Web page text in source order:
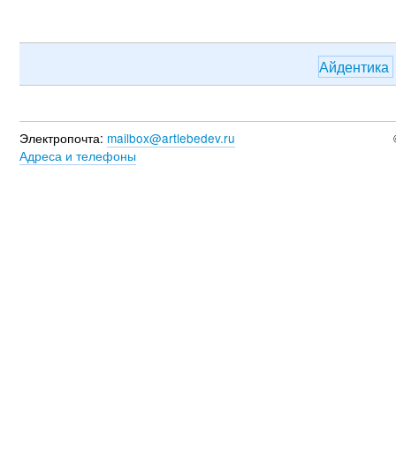
Айдентика
Электропочта: mailbox@artlebedev.ru
Адреса и телефоны